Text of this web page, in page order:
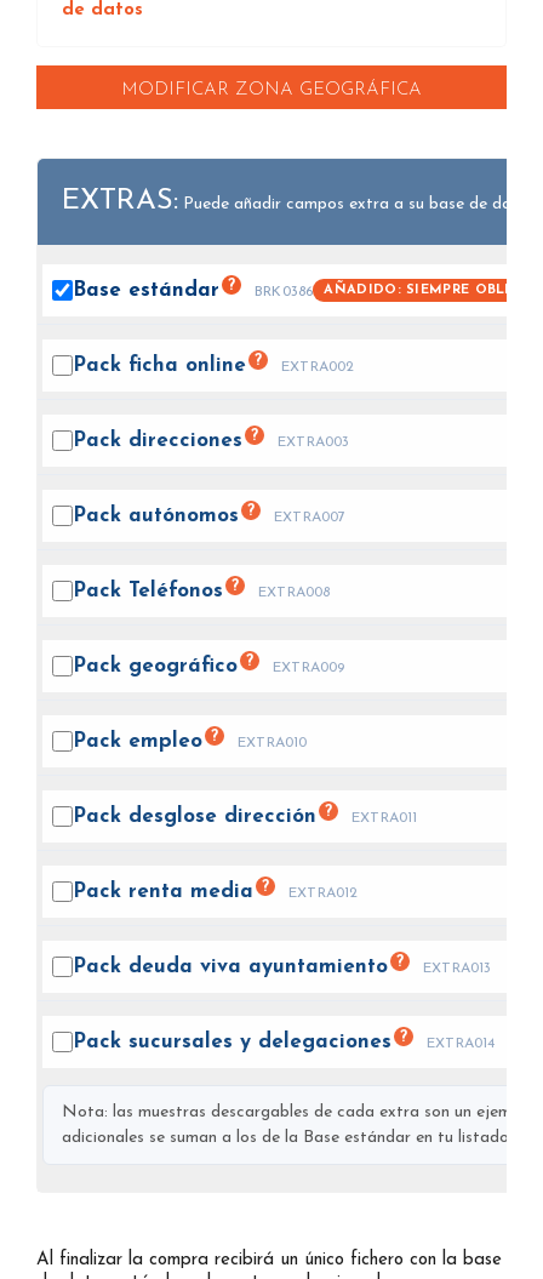
de datos
MODIFICAR ZONA GEOGRÁFICA
EXTRAS: Puede añadir campos extra a su base de datos.
Base estándar ? BRK0386 AÑADIDO: SIEMPRE
Pack ficha online ? EXTRA002
Pack direcciones ? EXTRA003
Pack autónomos ? EXTRA007
Pack Teléfonos ? EXTRA008
Pack geográfico ? EXTRA009
Pack empleo ? EXTRA010
Pack desglose dirección ? EXTRA011
Pack renta media ? EXTRA012
Pack deuda viva ayuntamiento ? EXTRA013
Pack sucursales y delegaciones ? EXTRA014
Nota: las muestras descargables de cada extra son un
adicionales se suman a los de la Base estándar en tu listado
Al finalizar la compra recibirá un único fichero con la base